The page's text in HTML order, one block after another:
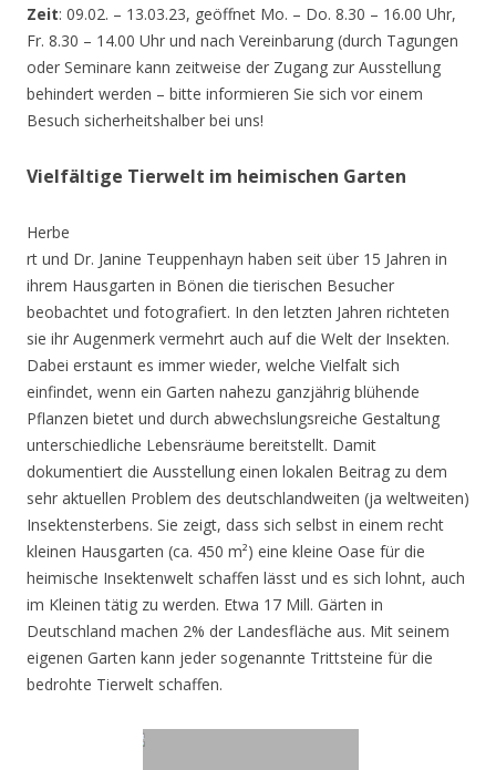
Zeit: 09.02. – 13.03.23, geöffnet Mo. – Do. 8.30 – 16.00 Uhr,
Fr. 8.30 – 14.00 Uhr und nach Vereinbarung (durch Tagungen
oder Seminare kann zeitweise der Zugang zur Ausstellung
behindert werden – bitte informieren Sie sich vor einem
Besuch sicherheitshalber bei uns!
Vielfältige Tierwelt im heimischen Garten
Herbe
rt und Dr. Janine Teuppenhayn haben seit über 15 Jahren in
ihrem Hausgarten in Bönen die tierischen Besucher
beobachtet und fotografiert. In den letzten Jahren richteten
sie ihr Augenmerk vermehrt auch auf die Welt der Insekten.
Dabei erstaunt es immer wieder, welche Vielfalt sich
einfindet, wenn ein Garten nahezu ganzjährig blühende
Pflanzen bietet und durch abwechslungsreiche Gestaltung
unterschiedliche Lebensräume bereitstellt. Damit
dokumentiert die Ausstellung einen lokalen Beitrag zu dem
sehr aktuellen Problem des deutschlandweiten (ja weltweiten)
Insektensterbens. Sie zeigt, dass sich selbst in einem recht
kleinen Hausgarten (ca. 450 m²) eine kleine Oase für die
heimische Insektenwelt schaffen lässt und es sich lohnt, auch
im Kleinen tätig zu werden. Etwa 17 Mill. Gärten in
Deutschland machen 2% der Landesfläche aus. Mit seinem
eigenen Garten kann jeder sogenannte Trittsteine für die
bedrohte Tierwelt schaffen.